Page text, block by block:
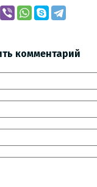
комментарий